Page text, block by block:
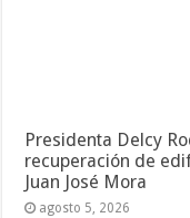
Presidenta Delcy
recuperación de
Juan José Mora
agosto 5, 2026